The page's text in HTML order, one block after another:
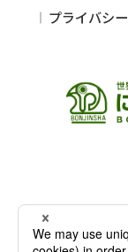
〒102-0093 東
TEL：03-
プライバシ